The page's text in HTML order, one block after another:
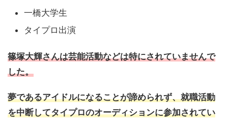
一橋大学生
タイプロ出演
篠塚大輝さんは芸能活動などは特にされていませんで
した。
夢であるアイドルになることが諦められず、就職活動
を中断してタイプロのオーディションに参加されてい